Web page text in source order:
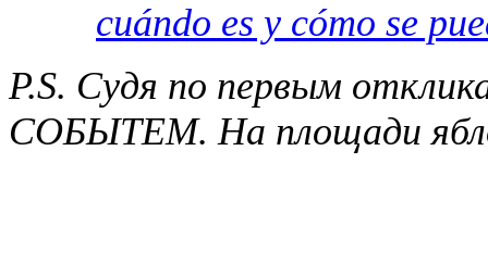
cuándo es y cómo se
P.S. Судя по первым
СОБЫТЕМ. На площади